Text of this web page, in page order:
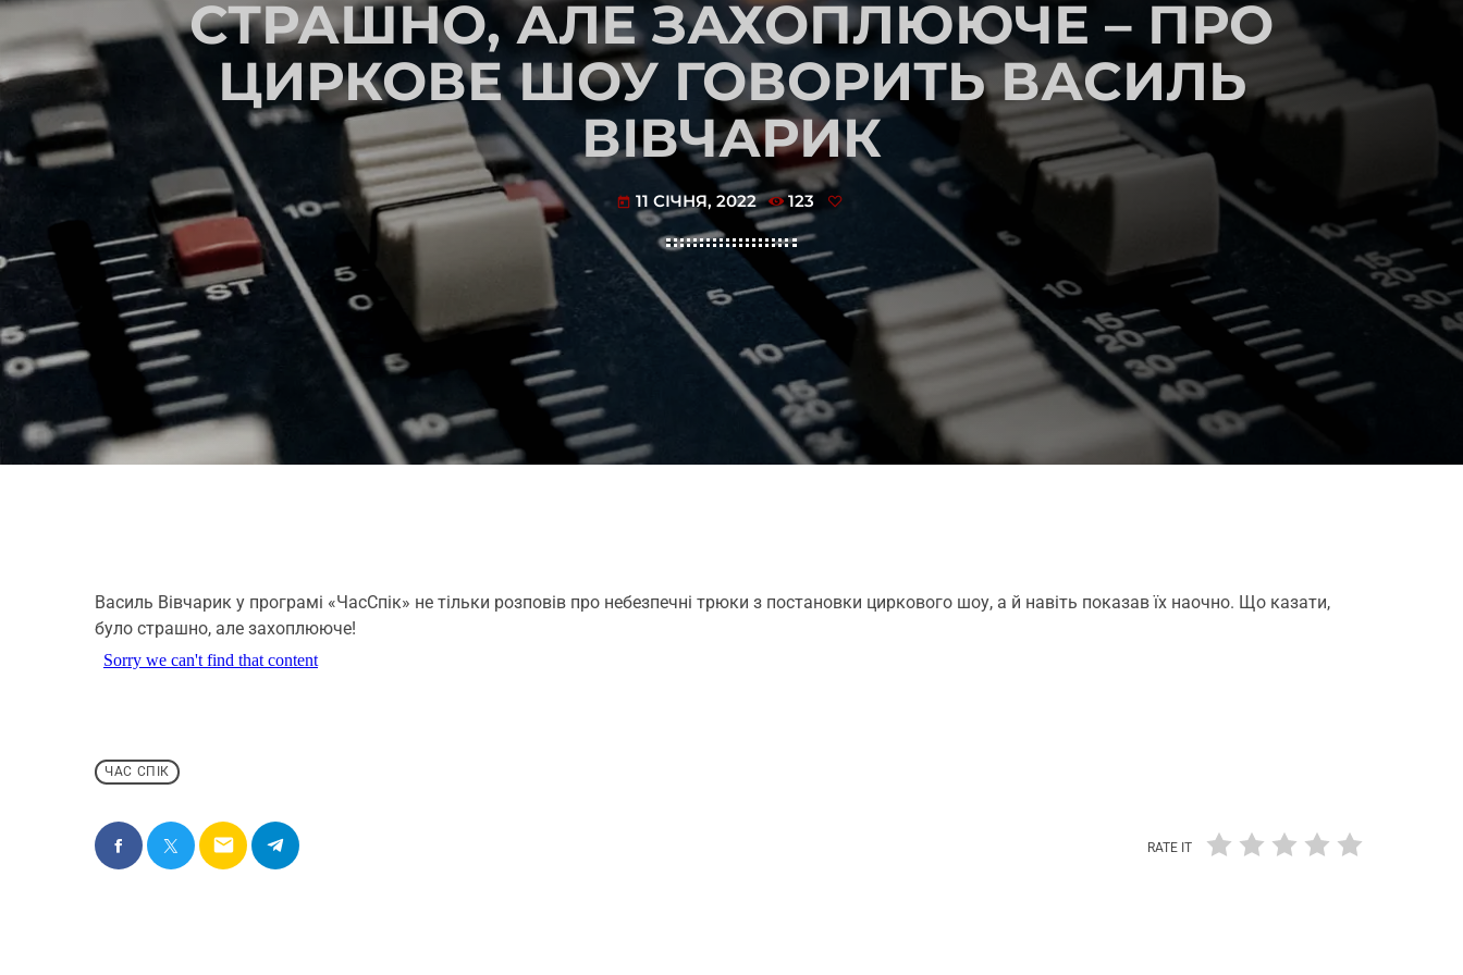
СТРАШНО, АЛЕ ЗАХОПЛЮЮЧЕ – ПРО
ЦИРКОВЕ ШОУ ГОВОРИТЬ ВАСИЛЬ
ВІВЧАРИК
today 11 СІЧНЯ, 2022 123
Василь Вівчарик у програмі «ЧасСпік» не тільки розповів про небезпечні трюки з постановки циркового шоу, а й навіть показав їх наочно. Що казати,
було страшно, але захоплююче!
ЧАС СПІК
email RATE IT